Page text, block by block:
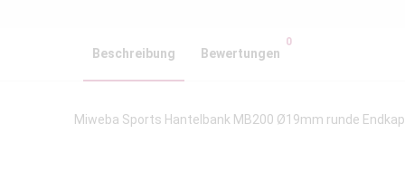
Beschreibung Bewertungen
0
Miweba Sports Hantelbank MB200 Ø19mm runde